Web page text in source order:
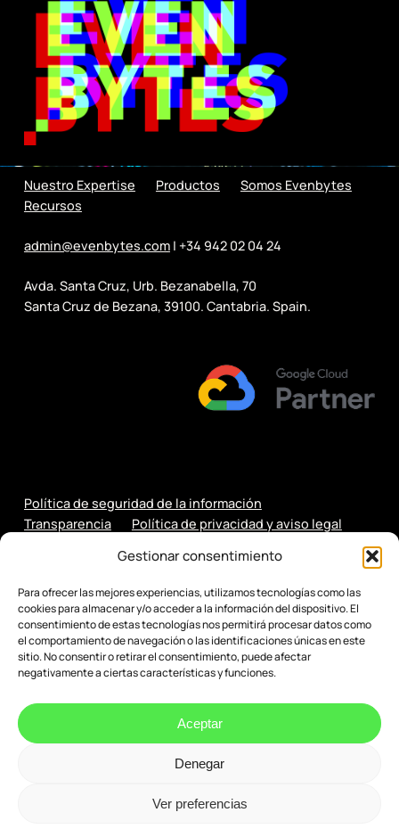
Gestionar consentimiento
Para ofrecer las mejores experiencias, utilizamos tecnologías como las
cookies para almacenar y/o acceder a la información del dispositivo. El
consentimiento de estas tecnologías nos permitirá procesar datos como
el comportamiento de navegación o las identificaciones únicas en este
sitio. No consentir o retirar el consentimiento, puede afectar
negativamente a ciertas características y funciones.
Aceptar
Denegar
Ver preferencias
Nuestro Expertise Productos
Somos Evenbytes
Recursos
admin@evenbytes.com| +34 942 02 04 24
Avda. Santa Cruz, Urb. Bezanabella, 70
Santa Cruz de Bezana, 39100. Cantabria. Spain.
Política de seguridad de la información
Transparencia
Política de privacidad y aviso legal
© 2026 Evenbytes. Evolución Digital.